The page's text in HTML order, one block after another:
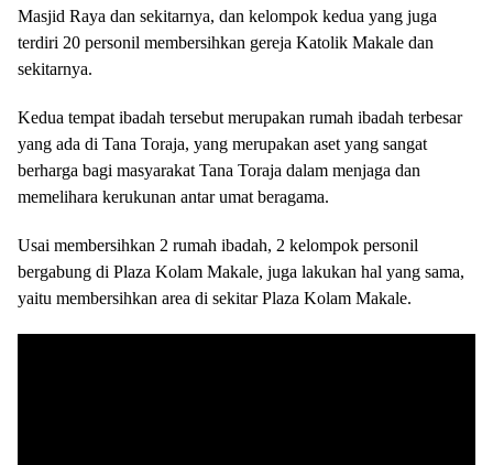
Masjid Raya dan sekitarnya, dan kelompok kedua yang juga
terdiri 20 personil membersihkan gereja Katolik Makale dan
sekitarnya.
Kedua tempat ibadah tersebut merupakan rumah ibadah terbesar
yang ada di Tana Toraja, yang merupakan aset yang sangat
berharga bagi masyarakat Tana Toraja dalam menjaga dan
memelihara kerukunan antar umat beragama.
Usai membersihkan 2 rumah ibadah, 2 kelompok personil
bergabung di Plaza Kolam Makale, juga lakukan hal yang sama,
yaitu membersihkan area di sekitar Plaza Kolam Makale.